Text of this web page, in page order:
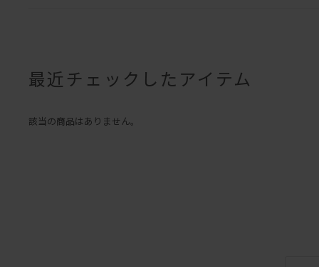
最近チェックしたアイテム
該当の商品はありません。